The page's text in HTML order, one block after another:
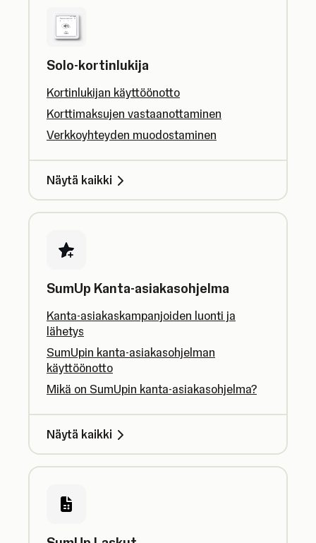
Solo-kortinlukija
Kortinlukijan käyttöönotto
Korttimaksujen vastaanottaminen
Verkkoyhteyden muodostaminen
Näytä kaikki
SumUp Kanta-asiakasohjelma
Kanta-asiakaskampanjoiden luonti ja
lähetys
SumUpin kanta-asiakasohjelman
käyttöönotto
Mikä on SumUpin kanta-asiakasohjelma?
Näytä kaikki